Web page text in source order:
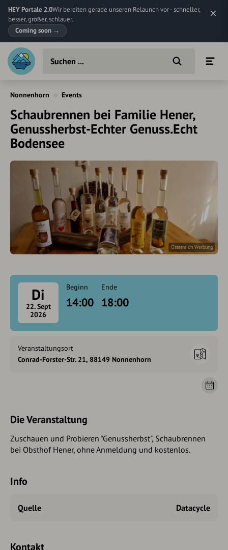
HEY Portale 2.0Wir bereiten gerade unseren Relaunch vor - schneller,
besser, größer, schlauer.
Coming soon →
Nonnenhorn Events
Schaubrennen bei Familie Hener,
Genussherbst-Echter Genuss.Echt
Bodensee
Österreich Werbung
Di
22. Sept
2026
Beginn
14:00
Ende
18:00
Veranstaltungsort
Conrad-Forster-Str. 21, 88149 Nonnenhorn
Die Veranstaltung
Zuschauen und Probieren "Genussherbst", Schaubrennen
bei Obsthof Hener, ohne Anmeldung und kostenlos.
Info
Quelle Datacycle
Kontakt